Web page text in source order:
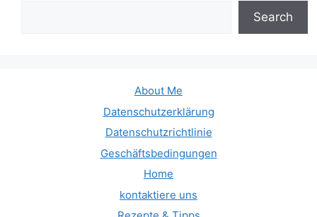
Search
About Me
Datenschutzerklärung
Datenschutzrichtlinie
Geschäftsbedingungen
Home
kontaktiere uns